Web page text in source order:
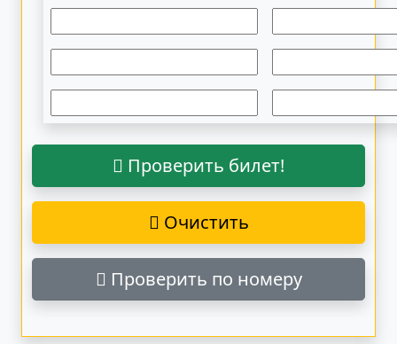
Проверить билет!
Очистить
Проверить по номеру